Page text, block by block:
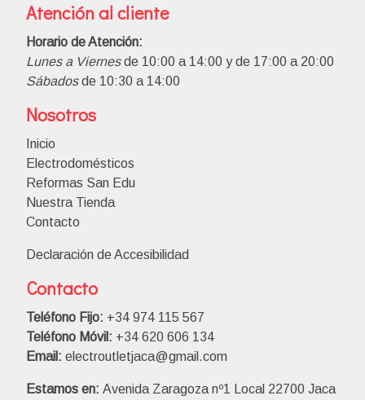
Atención al cliente
Horario de Atención:
Lunes a Viernesde 10:00 a 14:00 y de 17:00 a 20:00
Sábadosde 10:30 a 14:00
Nosotros
Inicio
Electrodomésticos
Reformas San Edu
Nuestra Tienda
Contacto
Declaración de Accesibilidad
Contacto
Teléfono Fijo: +34 974 115 567
Teléfono Móvil: +34 620 606 134
Email: electroutletjaca@gmail.com
Estamos en: Avenida Zaragoza nº1 Local 22700 Jaca